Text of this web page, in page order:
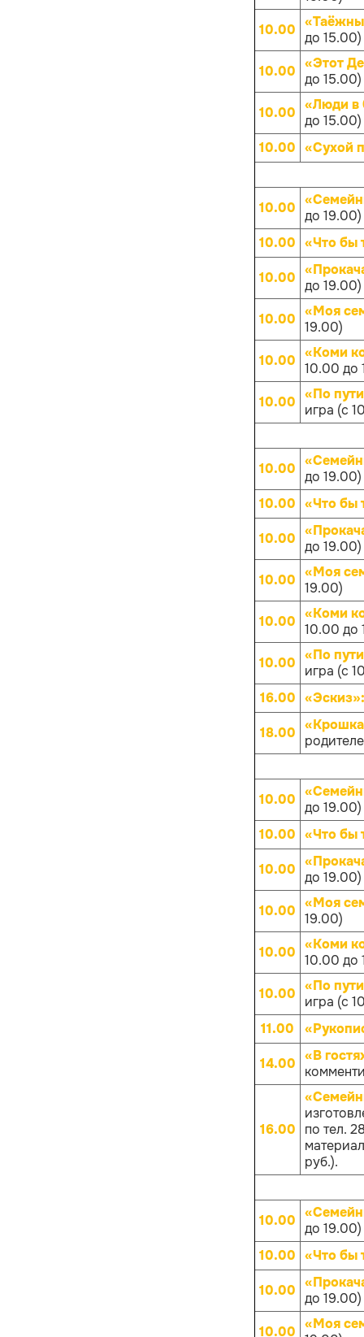
10.00 до 15.00)
10.00 «Этот
до 15.00)
10.00 «Люди в
до 15.00)
10.00 «Сухой
10.00 до 19.00)
10.00 «Что бы
10.00 до 19.00)
10.00 «Моя
19.00)
10.00 «Коми
10.00 до
10.00 «По
игра (с
10.00 до 19.00)
10.00 «Что бы
10.00 до 19.00)
10.00 «Моя
19.00)
10.00 «Коми
10.00 до
10.00 «По
игра (с
16.00
18.00
10.00 до 19.00)
10.00 «Что бы
10.00 до 19.00)
10.00 «Моя
19.00)
10.00 «Коми
10.00 до
10.00 «По
игра (с
11.00
14.00 «В
16.00
по тел.
руб.).
10.00 до 19.00)
10.00 «Что бы
10.00 до 19.00)
10.00 «Моя